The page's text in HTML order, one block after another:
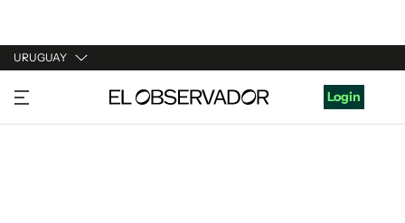
URUGUAY
URUGUAY
ARGENTINA
Login